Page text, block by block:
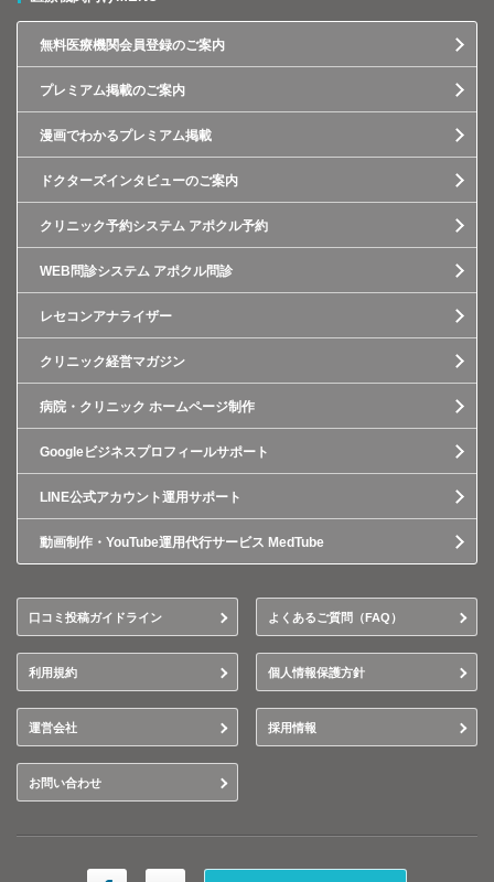
無料医療機関会員登録のご案内
プレミアム掲載のご案内
漫画でわかるプレミアム掲載
ドクターズインタビューのご案内
クリニック予約システム アポクル予約
WEB問診システム アポクル問診
レセコンアナライザー
クリニック経営マガジン
病院・クリニック ホームページ制作
Googleビジネスプロフィールサポート
LINE公式アカウント運用サポート
動画制作・YouTube運用代行サービス MedTube
口コミ投稿ガイドライン よくあるご質問（FAQ）
利用規約 個人情報保護方針
運営会社 採用情報
お問い合わせ